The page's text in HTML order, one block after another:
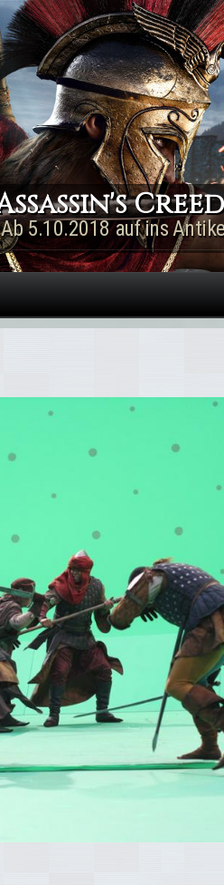
Direkt zum Inhalt
Assassin's
Jetzt für PS4 &